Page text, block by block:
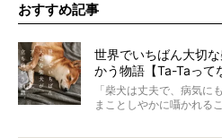
おすすめ記事
世界でいちばん大切
かう物語【Ta-Taって
「柴犬は丈夫で、病気に
まことしやかに囁かれる